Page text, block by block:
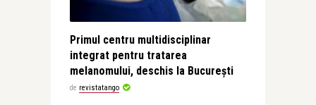
Primul centru multidisciplinar
integrat pentru tratarea
melanomului, deschis la București
de revistatango